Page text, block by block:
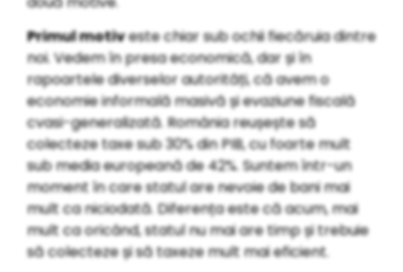
Primul motiveste chiar sub ochii fiecăruia dintre
noi. Vedem în presa economică, dar și în
rapoartele diverselor autorități, că avem o
economie informală masivă și evaziune fiscală
cvasi-generalizată. România reușește să
colecteze taxe sub 30% din PIB, cu foarte mult
sub media europeană de 42%. Suntem într-un
moment în care statul are nevoie de bani mai
mult ca niciodată. Diferența este că acum, mai
mult ca oricând, statul nu mai are timp și trebuie
să colecteze și să taxeze mult mai eficient.